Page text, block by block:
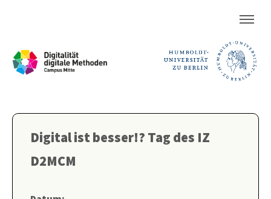
Digital ist besser!? Tag des IZ
D2MCM